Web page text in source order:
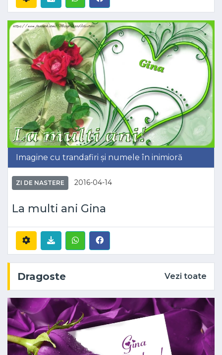
Imagine cu trandafiri și numele în inimioră
ZI DE NASTERE 2016-04-14
La multi ani Gina
Dragoste Vezi toate